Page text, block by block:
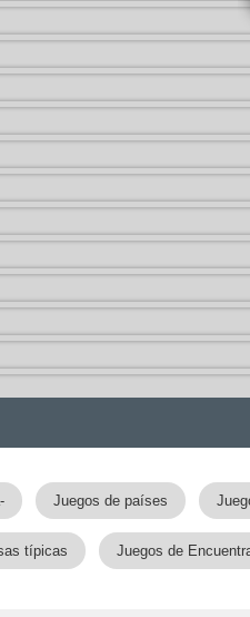
Juegos de países
típicas Juegos de